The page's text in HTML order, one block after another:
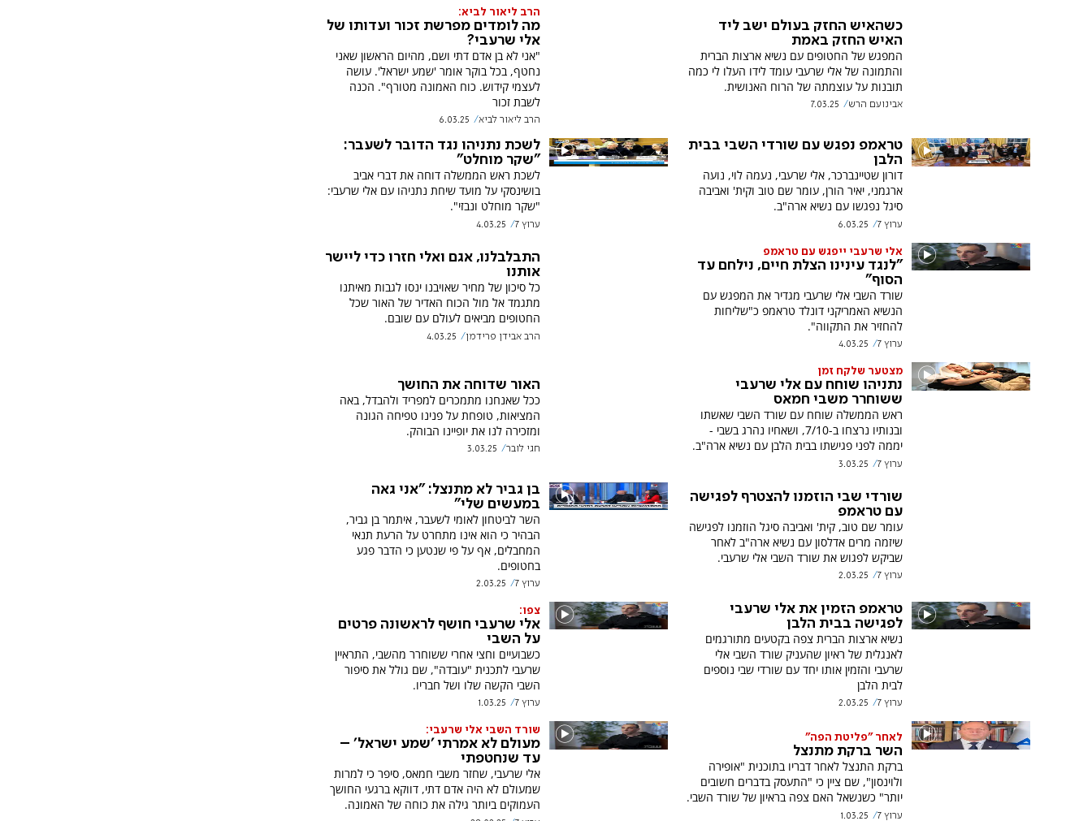
כשהאיש החזק בעולם ישב ליד
האיש החזק באמת
המפגש של החטופים עם נשיא ארצות הברית
והתמונה של אלי שרעבי עומד לידו העלו לי כמה
תובנות על עוצמתה של הרוח האנושית.
אבינועם הרש 7.03.25
הרב ליאור לביא:
מה לומדים מפרשת זכור ועדותו של
אלי שרעבי?
"אני לא בן אדם דתי ושם, מהיום הראשון שאני
נחטף, בכל בוקר אומר 'שמע ישראל'. עושה
לעצמי קידוש. כוח האמונה מטורף". הכנה
לשבת זכור
הרב ליאור לביא 6.03.25
טראמפ נפגש עם שורדי השבי בבית
הלבן
דורון שטיינברכר, אלי שרעבי, נעמה לוי, נועה
ארגמני, יאיר הורן, עומר שם טוב וקית' ואביבה
סיגל נפגשו עם נשיא ארה"ב.
ערוץ 7 6.03.25
לשכת נתניהו נגד הדובר לשעבר:
"שקר מוחלט"
לשכת ראש הממשלה דוחה את דברי אביב
בושינסקי על מועד שיחת נתניהו עם אלי שרעבי:
"שקר מוחלט ונבזי".
ערוץ 7 4.03.25
אלי שרעבי ייפגש עם טראמפ
"לנגד עינינו הצלת חיים, נילחם עד
הסוף"
שורד השבי אלי שרעבי מגדיר את המפגש עם
הנשיא האמריקני דונלד טראמפ כ"שליחות
להחזיר את התקווה".
ערוץ 7 4.03.25
התבלבלנו, אגם ואלי חזרו כדי ליישר
אותנו
כל סיכון של מחיר שאויבנו ינסו לגבות מאיתנו
מתגמד אל מול הכוח האדיר של האור שכל
החטופים מביאים לעולם עם שובם.
הרב אבידן פרידמן 4.03.25
מצטער שלקח זמן
נתניהו שוחח עם אלי שרעבי
ששוחרר משבי חמאס
ראש הממשלה שוחח עם שורד השבי שאשתו
ובנותיו נרצחו ב-7/10, ושאחיו נהרג בשבי -
יממה לפני פגישתו בבית הלבן עם נשיא ארה"ב.
ערוץ 7 3.03.25
האור שדוחה את החושך
ככל שאנחנו מתמכרים למפריד ולהבדל, באה
המציאות, טופחת על פנינו טפיחה הגונה
ומזכירה לנו את יופיינו הבוהק.
חגי לובר 3.03.25
שורדי שבי הוזמנו להצטרף לפגישה
עם טראמפ
עומר שם טוב, קית' ואביבה סיגל הוזמנו לפגישה
שיזמה מרים אדלסון עם נשיא ארה"ב לאחר
שביקש לפגוש את שורד השבי אלי שרעבי.
ערוץ 7 2.03.25
בן גביר לא מתנצל: "אני גאה
במעשים שלי"
השר לביטחון לאומי לשעבר, איתמר בן גביר,
הבהיר כי הוא אינו מתחרט על הרעת תנאי
המחבלים, אף על פי שנטען כי הדבר פגע
בחטופים.
ערוץ 7 2.03.25
טראמפ הזמין את אלי שרעבי
לפגישה בבית הלבן
נשיא ארצות הברית צפה בקטעים מתורגמים
לאנגלית של ראיון שהעניק שורד השבי אלי
שרעבי והזמין אותו יחד עם שורדי שבי נוספים
לבית הלבן
ערוץ 7 2.03.25
צפו:
אלי שרעבי חושף לראשונה פרטים
על השבי
כשבועיים וחצי אחרי ששוחרר מהשבי, התראיין
שרעבי לתכנית "עובדה", שם גולל את סיפור
השבי הקשה שלו ושל חבריו.
ערוץ 7 1.03.25
לאחר "פליטת הפה"
השר ברקת מתנצל
ברקת התנצל לאחר דבריו בתוכנית "אופירה
ולוינסון", שם ציין כי "התעסק בדברים חשובים
יותר" כשנשאל האם צפה בראיון של שורד השבי.
ערוץ 7 1.03.25
שורד השבי אלי שרעבי:
מעולם לא אמרתי 'שמע ישראל' –
עד שנחטפתי
אלי שרעבי, שחזר משבי חמאס, סיפר כי למרות
שמעולם לא היה אדם דתי, דווקא ברגעי החושך
העמוקים ביותר גילה את כוחה של האמונה.